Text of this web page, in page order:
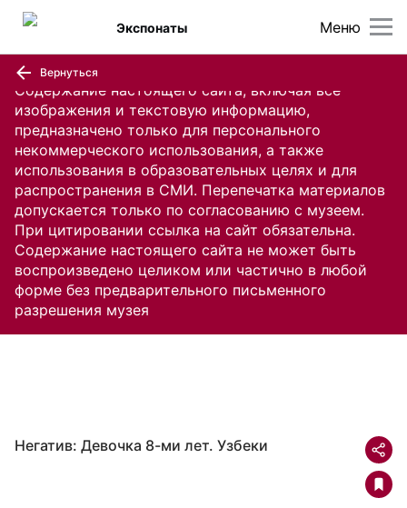
Содержание настоящего сайта, включая все
изображения и текстовую информацию,
предназначено только для персонального
некоммерческого использования, а также
использования в образовательных целях и для
распространения в СМИ. Перепечатка материалов
допускается только по согласованию с музеем.
При цитировании ссылка на сайт обязательна.
Содержание настоящего сайта не может быть
воспроизведено целиком или частично в любой
форме без предварительного письменного
разрешения музея
Меню
Экспонаты
Вернуться
Негатив: Девочка 8-ми лет. Узбеки